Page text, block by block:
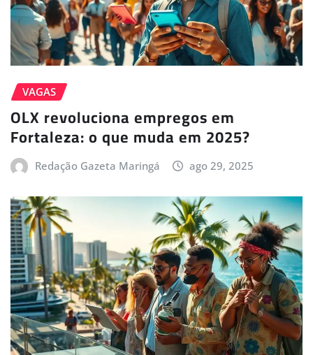
VAGAS
OLX revoluciona empregos em
Fortaleza: o que muda em 2025?
Redação Gazeta Maringá ago 29, 2025